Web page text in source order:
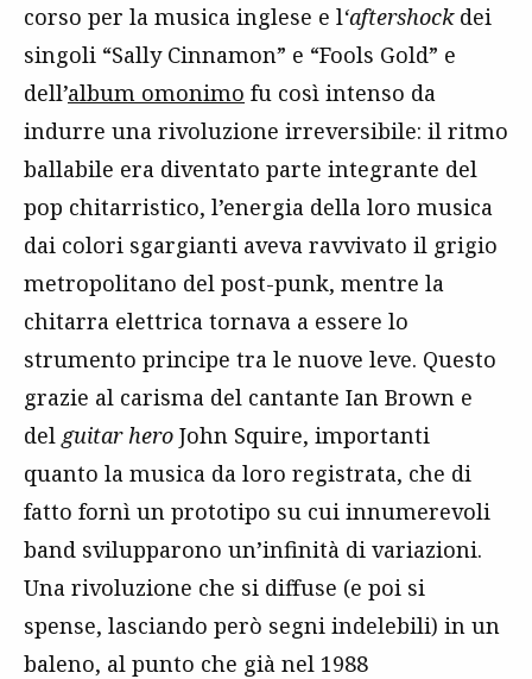
corso per la musica inglese e l‘aftershockdei
singoli “Sally Cinnamon” e “Fools Gold” e
dell’album omonimo fu così intenso da
indurre una rivoluzione irreversibile: il ritmo
ballabile era diventato parte integrante del
pop chitarristico, l’energia della loro musica
dai colori sgargianti aveva ravvivato il grigio
metropolitano del post-punk, mentre la
chitarra elettrica tornava a essere lo
strumento principe tra le nuove leve. Questo
grazie al carisma del cantante Ian Brown e
del guitar hero John Squire, importanti
quanto la musica da loro registrata, che di
fatto fornì un prototipo su cui innumerevoli
band svilupparono un’infinità di variazioni.
Una rivoluzione che si diffuse (e poi si
spense, lasciando però segni indelebili) in un
baleno, al punto che già nel 1988